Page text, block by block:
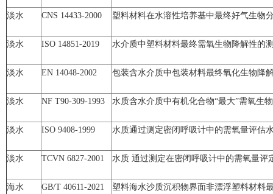
淡水 CNS 14433-2000 塑料材料在水溶性培养基中最终好气生物
淡水 ISO 14851-2019 水介质中塑料材料最终需氧生物降解性的
淡水 EN 14048-2002 包装含水介质中包装材料最终氧化生物降
淡水 NF T90-309-1993 水质含水介质中有机化合物“最大”需氧生
淡水 ISO 9408-1999 水质通过测定密闭呼吸计中的需氧量评估
淡水 TCVN 6827-2001 水质 通过测定在密闭呼吸计中的需氧量
海水 GB/T 40611-2021 塑料海水沙质沉积物界面非漂浮塑料材料